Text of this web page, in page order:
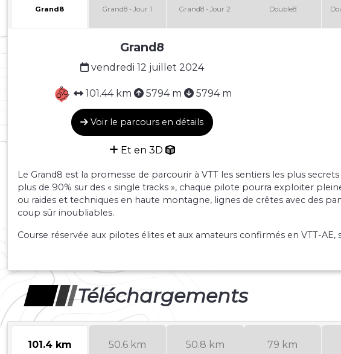
Grand8 Grand8 - Jour 1 Grand8 - Jour 2 Double8
Grand8
vendredi 12 juillet 2024
101.44 km 5794 m 5794 m
Voir le parcours en détails
Et en 3D
Le Grand8 est la promesse de parcourir à VTT les sentiers les plus
plus de 90% sur des « single tracks », chaque pilote pourra exploiter
ou raides et techniques en haute montagne, lignes de crêtes avec des
coup sûr inoubliables.
Course réservée aux pilotes élites et aux amateurs confirmés en VTT-
Téléchargements
101.4 km 50.6 km 50.8 km 79 km